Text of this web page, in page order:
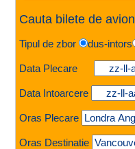
Cauta bilete de avion
Tipul de zbor dus-intors
Data Plecare
Data Intoarcere
Oras Plecare
Oras Destinatie